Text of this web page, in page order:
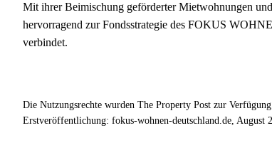
Mit ihrer Beimischung geförderter Mietwohnungen
hervorragend zur Fondsstrategie des FOKUS
verbindet.
Die Nutzungsrechte wurden The Property Post zur
Erstveröffentlichung: fokus-wohnen-deutschland.de, August